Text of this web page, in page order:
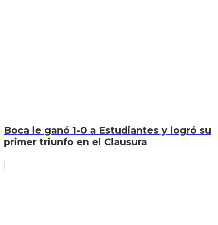
Boca le ganó 1-0 a Estudiantes y logró su
primer triunfo en el Clausura